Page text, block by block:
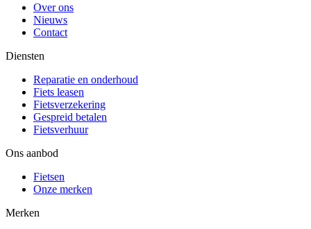
Over ons
Nieuws
Contact
Diensten
Reparatie en onderhoud
Fiets leasen
Fietsverzekering
Gespreid betalen
Fietsverhuur
Ons aanbod
Fietsen
Onze merken
Merken